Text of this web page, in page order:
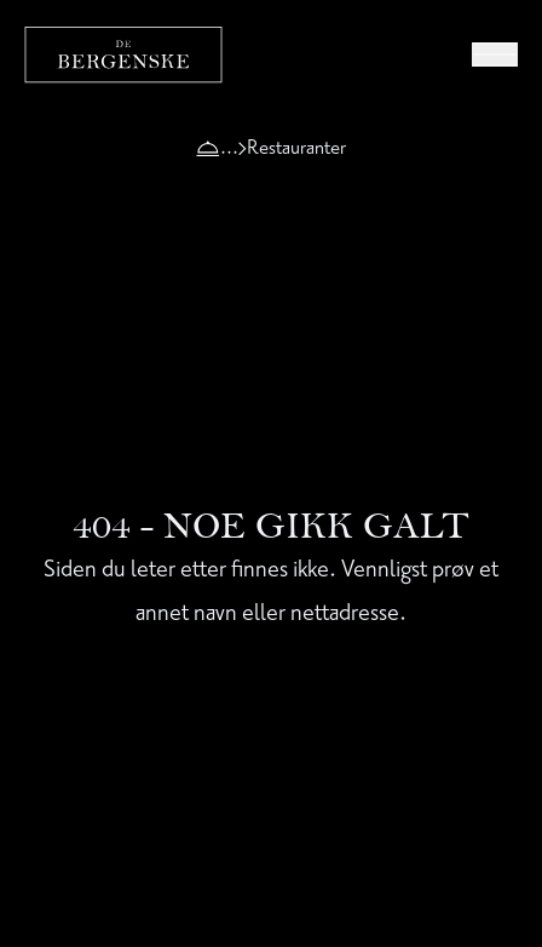
Restauranter
404 - NOE GIKK GALT
Siden du leter etter finnes ikke. Vennligst prøv et
annet navn eller nettadresse.